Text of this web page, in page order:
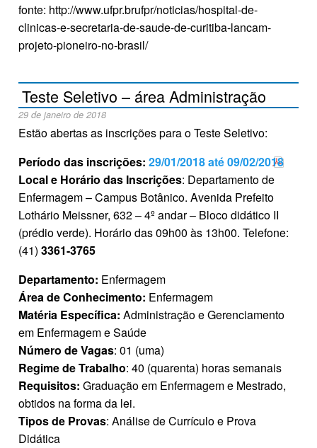
fonte: http://www.ufpr.brufpr/noticias/hospital-de-
clinicas-e-secretaria-de-saude-de-curitiba-lancam-
projeto-pioneiro-no-brasil/
Teste Seletivo – área Administração
29 de janeiro de 2018
Estão abertas as inscrições para o Teste Seletivo:
Período das inscrições: 29/01/2018 até 09/02/2018
Local e Horário das Inscrições: Departamento de
Enfermagem – Campus Botânico. Avenida Prefeito
Lothário Meissner, 632 – 4º andar – Bloco didático II
(prédio verde). Horário das 09h00 às 13h00. Telefone:
(41) 3361-3765
Departamento: Enfermagem
Área de Conhecimento: Enfermagem
Matéria Específica: Administração e Gerenciamento
em Enfermagem e Saúde
Número de Vagas: 01 (uma)
Regime de Trabalho: 40 (quarenta) horas semanais
Requisitos: Graduação em Enfermagem e Mestrado,
obtidos na forma da lei.
Tipos de Provas: Análise de Currículo e Prova
Didática